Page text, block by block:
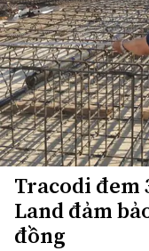
Tracodi đem
Land đảm
đồng